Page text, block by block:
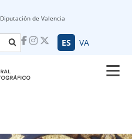
Diputación de Valencia
ES VA